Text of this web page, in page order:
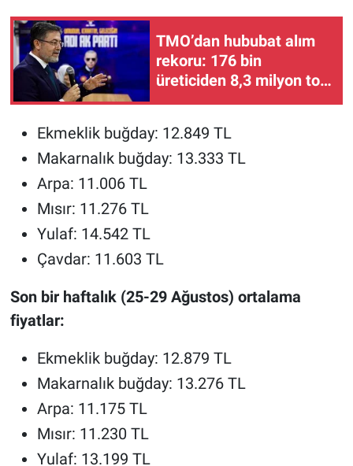
TMO’dan hububat alım
rekoru: 176 bin
üreticiden 8,3 milyon ton
alım yapıldı
Ekmeklik buğday: 12.849 TL
Makarnalık buğday: 13.333 TL
Arpa: 11.006 TL
Mısır: 11.276 TL
Yulaf: 14.542 TL
Çavdar: 11.603 TL
Son bir haftalık (25-29 Ağustos) ortalama
fiyatlar:
Ekmeklik buğday: 12.879 TL
Makarnalık buğday: 13.276 TL
Arpa: 11.175 TL
Mısır: 11.230 TL
Yulaf: 13.199 TL